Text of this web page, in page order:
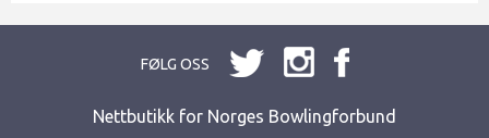
FØLG OSS
Nettbutikk for Norges Bowlingforbund